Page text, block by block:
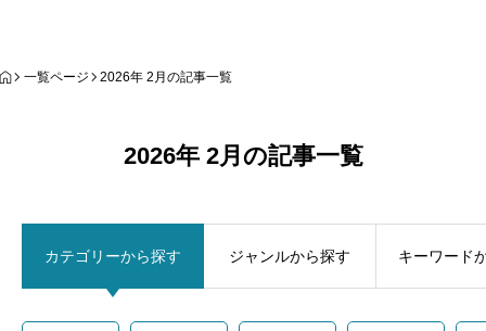
知る
会社概要
一覧ページ 2026年 2月の記事一覧
2026年 2月の記事一覧
カテゴリーから探す ジャンルから探す キーワード